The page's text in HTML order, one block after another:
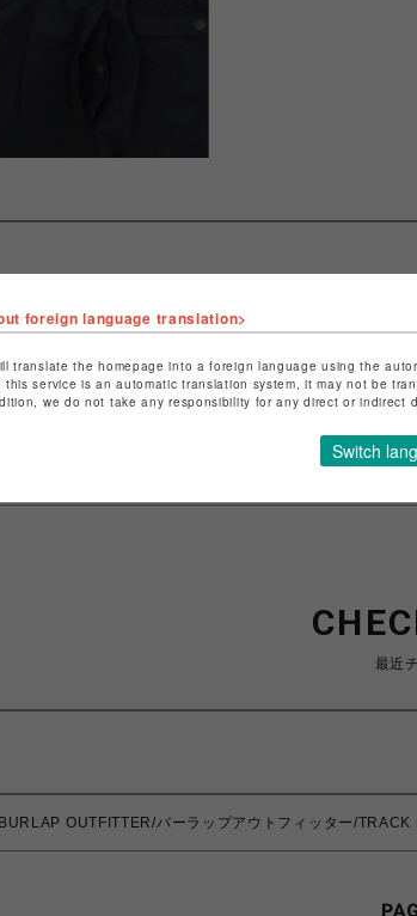
ショップ名
ビーバー
店舗名
池袋PARCO
特定商取引法など法令に基
ショップお問い合わせは こ
最近
BURLAP OUTFITTER/バーラップアウトフィッター/TRACK
foreign language translation>
translate the homepage into a foreign language using the
this service is an automatic translation system, it may not be
we do not take any responsibility for any direct or indirect
Switch